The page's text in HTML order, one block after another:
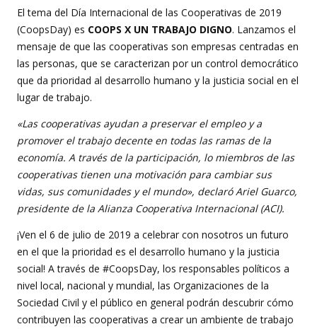
El tema del Día Internacional de las Cooperativas de 2019
(CoopsDay) es COOPS X UN TRABAJO DIGNO. Lanzamos el
mensaje de que las cooperativas son empresas centradas en
las personas, que se caracterizan por un control democrático
que da prioridad al desarrollo humano y la justicia social en el
lugar de trabajo.
«Las cooperativas ayudan a preservar el empleo y a
promover el trabajo decente en todas las ramas de la
economía. A través de la participación, lo miembros de las
cooperativas tienen una motivación para cambiar sus
vidas, sus comunidades y el mundo», declaró Ariel Guarco,
presidente de la Alianza Cooperativa Internacional (ACI).
¡Ven el 6 de julio de 2019 a celebrar con nosotros un futuro
en el que la prioridad es el desarrollo humano y la justicia
social! A través de #CoopsDay, los responsables políticos a
nivel local, nacional y mundial, las Organizaciones de la
Sociedad Civil y el público en general podrán descubrir cómo
contribuyen las cooperativas a crear un ambiente de trabajo